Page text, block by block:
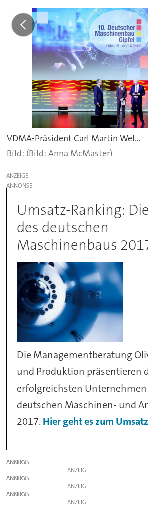
VDMA-Präsident Carl Martin Welcker (rechts) und Produktion-Chefredakteur Claus Wilk eröffnen den zehnten Deutschen Maschinenbau-Gipfel in Berlin. -
(Bild: Anna McMaster)
ANZEIGE
Umsatz-Ranking:
des deutschen
Maschinenbaus
Die Managementberatung
und Produktion präsentieren
erfolgreichsten
deutschen Maschinen- und
2017. Hier geht es zum
ANZEIGE
ANZEIGE
ANZEIGE
ANZEIGE
ANZEIGE
ANZEIGE